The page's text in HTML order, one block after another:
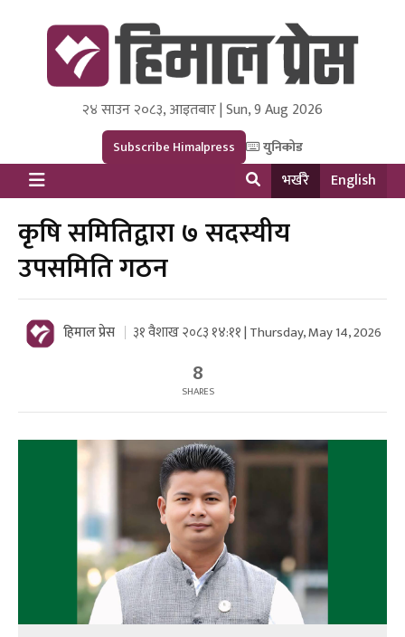
Himal Press
Dot NewsyNepal Media and Research Pvt Ltd.
२४ साउन २०८३, आइतबार | Sun, 9 Aug 2026
Subscribe Himalpress युनिकोड
भर्खरै English
कृषि समितिद्वारा ७ सदस्यीय
उपसमिति गठन
हिमाल प्रेस ३१ वैशाख २०८३ १४:११ | Thursday, May 14, 2026
8
SHARES